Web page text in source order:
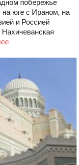
побережье
на юге с Ираном, на
и Россией